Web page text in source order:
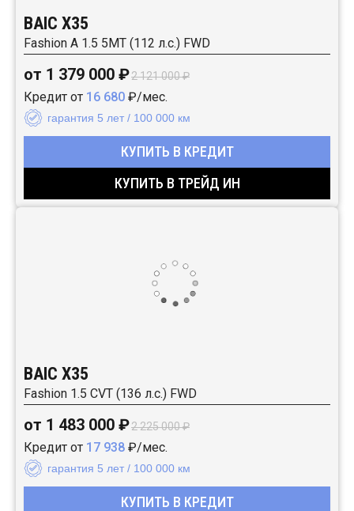
BAIC X35
Fashion A 1.5 5MT (112 л.с.) FWD
от 1 379 000 ₽2 121 000 ₽
Кредит от 16 680 ₽/мес.
гарантия 5 лет / 100 000 км
КУПИТЬ В КРЕДИТ
КУПИТЬ В ТРЕЙД ИН
BAIC X35
Fashion 1.5 CVT (136 л.с.) FWD
от 1 483 000 ₽2 225 000 ₽
Кредит от 17 938 ₽/мес.
гарантия 5 лет / 100 000 км
КУПИТЬ В КРЕДИТ